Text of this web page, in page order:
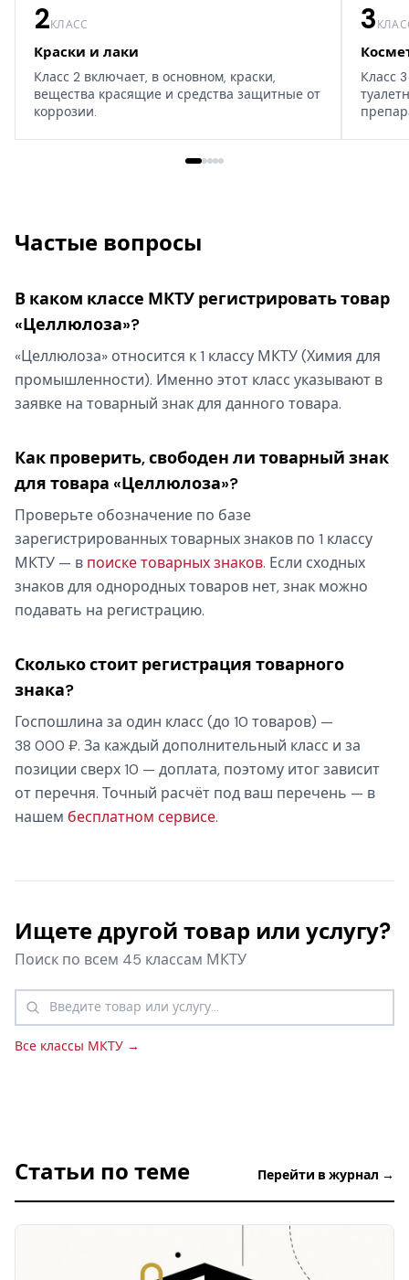
2КЛАСС
Краски и лаки
Класс 2 включает, в основном, краски,
вещества красящие и средства защитные от
коррозии.
3
Класс
Частые вопросы
В каком классе МКТУ регистрировать товар
«Целлюлоза»?
«Целлюлоза» относится к 1 классу МКТУ (Химия для
промышленности). Именно этот класс указывают в
заявке на товарный знак для данного товара.
Как проверить, свободен ли товарный знак
для товара «Целлюлоза»?
Проверьте обозначение по базе
зарегистрированных товарных знаков по 1 классу
МКТУ — в поиске товарных знаков. Если сходных
знаков для однородных товаров нет, знак можно
подавать на регистрацию.
Сколько стоит регистрация товарного
знака?
Госпошлина за один класс (до 10 товаров) —
38 000 ₽. За каждый дополнительный класс и за
позиции сверх 10 — доплата, поэтому итог зависит
от перечня. Точный расчёт под ваш перечень — в
нашем бесплатном сервисе.
Ищете другой товар или услугу?
Поиск по всем 45 классам МКТУ
Все классы МКТУ →
Статьи по теме Перейти в журнал →